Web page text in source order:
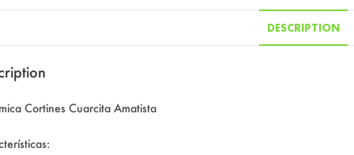
DESCRIPTION
Cortines Cuarcita Amatista